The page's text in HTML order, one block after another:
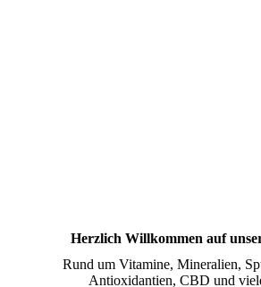
Herzlich Willkommen auf
Rund um Vitamine, Mineralien,
Antioxidantien, CBD und